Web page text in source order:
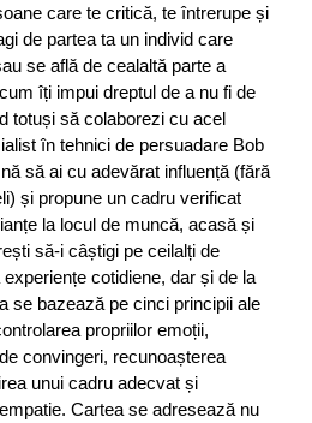
care te critică, te întrerupe și
de partea ta un individ care
se află de cealaltă parte a
îți impui dreptul de a nu fi de
totuși să colaborezi cu acel
în tehnici de persuadare Bob
să ai cu adevărat influență (fără
și propune un cadru verificat
la locul de muncă, acasă și
să-i câștigi pe ceilalți de
cotidiene, dar și de la
se bazează pe cinci principii ale
propriilor emoții,
convingeri, recunoașterea
unui cadru adecvat și
Cartea se adresează nu